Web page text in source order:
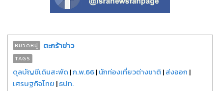
หมวดหมู่ ตะกร้าข่าว
TAGS
ดุลบัญชีเดินสะพัด |ก.พ.66|นักท่องเที่ยวต่างชาติ |ส่งออก |
เศรษฐกิจไทย |ธปท.